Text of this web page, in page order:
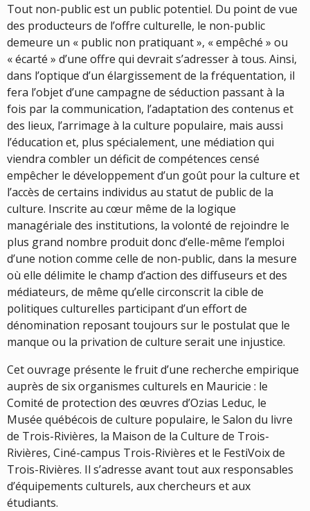
Tout non-public est un public potentiel. Du point de vue
des producteurs de l’offre culturelle, le non-public
demeure un « public non pratiquant », « empêché » ou
« écarté » d’une offre qui devrait s’adresser à tous. Ainsi,
dans l’optique d’un élargissement de la fréquentation, il
fera l’objet d’une campagne de séduction passant à la
fois par la communication, l’adaptation des contenus et
des lieux, l’arrimage à la culture populaire, mais aussi
l’éducation et, plus spécialement, une médiation qui
viendra combler un déficit de compétences censé
empêcher le développement d’un goût pour la culture et
l’accès de certains individus au statut de public de la
culture. Inscrite au cœur même de la logique
managériale des institutions, la volonté de rejoindre le
plus grand nombre produit donc d’elle-même l’emploi
d’une notion comme celle de non-public, dans la mesure
où elle délimite le champ d’action des diffuseurs et des
médiateurs, de même qu’elle circonscrit la cible de
politiques culturelles participant d’un effort de
dénomination reposant toujours sur le postulat que le
manque ou la privation de culture serait une injustice.
Cet ouvrage présente le fruit d’une recherche empirique
auprès de six organismes culturels en Mauricie : le
Comité de protection des œuvres d’Ozias Leduc, le
Musée québécois de culture populaire, le Salon du livre
de Trois-Rivières, la Maison de la Culture de Trois-
Rivières, Ciné-campus Trois-Rivières et le FestiVoix de
Trois-Rivières. Il s’adresse avant tout aux responsables
d’équipements culturels, aux chercheurs et aux
étudiants.